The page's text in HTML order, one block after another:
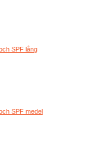
SPF lång
SPF medel